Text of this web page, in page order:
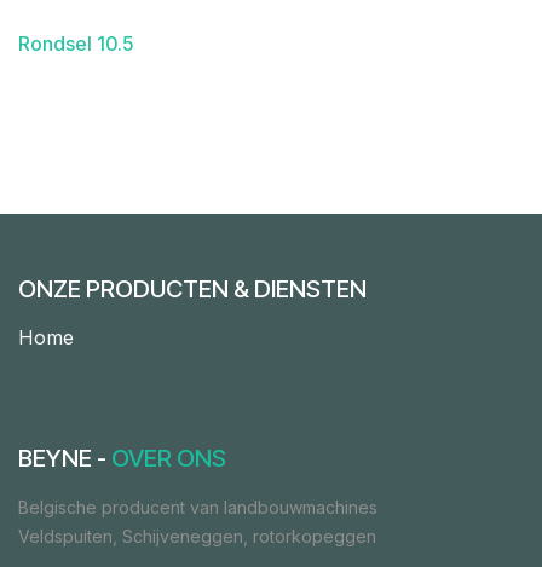
Rondsel 10.5
ONZE PRODUCTEN & DIENSTEN
Home
BEYNE - OVER ONS
Belgische producent van landbouwmachines
Veldspuiten, Schijveneggen, rotorkopeggen